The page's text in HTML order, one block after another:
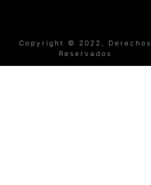
Copyright © 2022. Derechos
Reservados